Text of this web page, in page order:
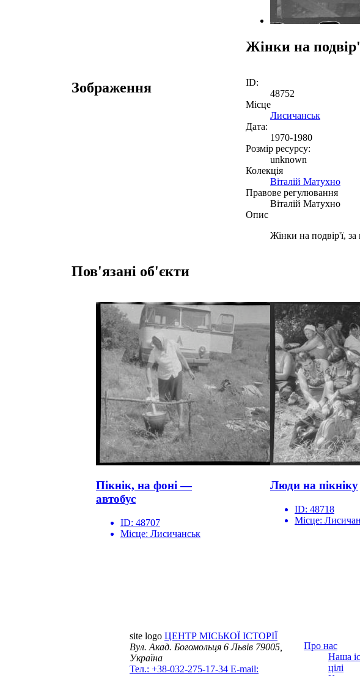
Жінки на
Зображення
ID:
48752
Місце
Лисичанськ
Дата:
1970-1980
Розмір ресурсу:
unknown
Колекція
Віталій Матухно
Правове регулювання
Віталій Матухно
Опис
Жінки на подвір'ї, за
Пов'язані об'єкти
Пікнік, на фоні —
автобус
ID: 48707
Місце: Лисичанськ
Люди на пікніку
ID: 48718
Місце:
site logo ЦЕНТР МІСЬКОЇ ІСТОРІЇ
Вул. Акад. Богомольця 6Львів 79005,
Україна
Тел.: +38-032-275-17-34 E-mail:
Про нас
Наша
цілі